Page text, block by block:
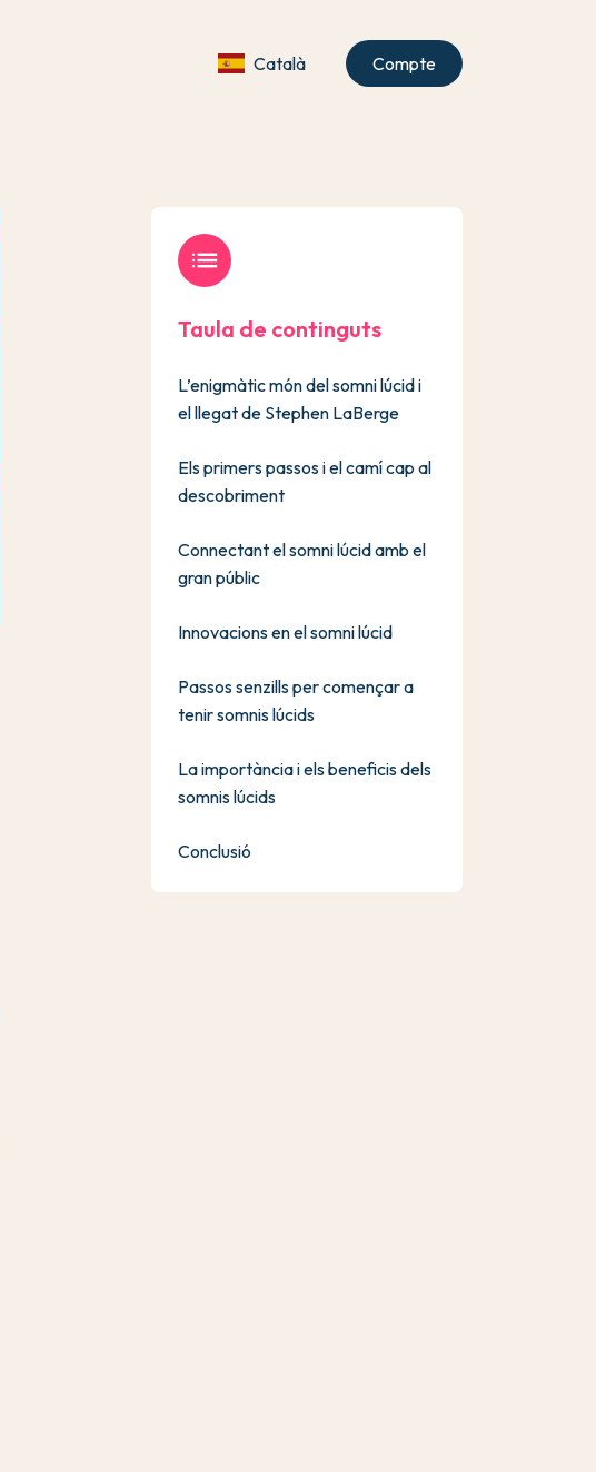
Català Compte
list
Taula de continguts
L’enigmàtic món del somni lúcid i
el llegat de Stephen LaBerge
Els primers passos i el camí cap al
descobriment
Connectant el somni lúcid amb el
gran públic
Innovacions en el somni lúcid
Passos senzills per començar a
tenir somnis lúcids
La importància i els beneficis dels
somnis lúcids
Conclusió